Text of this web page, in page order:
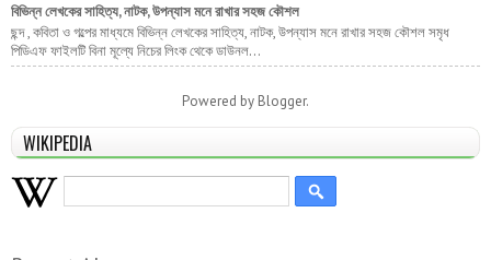
বিভিন্ন লেখকের সাহিত্য, নাটক, উপন্যাস মনে রাখার সহজ কৌশল
ছন্দ , কবিতা ও গল্পের মাধ্যমে বিভিন্ন লেখকের সাহিত্য, নাটক, উপন্যাস মনে রাখার সহজ কৌশল সমৃধ
পিডিএফ ফাইলটি বিনা মূল্যে নিচের লিংক থেকে ডাউনল...
Powered by Blogger.
WIKIPEDIA